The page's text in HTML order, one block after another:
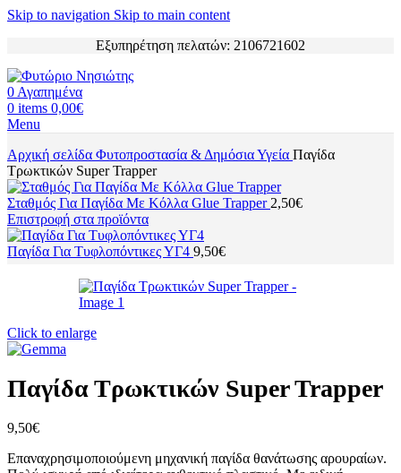
Skip to navigation Skip to main content
Εξυπηρέτηση πελατών: 2106721602
0 Αγαπημένα
0 items 0,00€
Menu
Αρχική σελίδα Φυτοπροστασία & Δημόσια Υγεία Παγίδα
Τρωκτικών Super Trapper
Σταθμός Για Παγίδα Με Κόλλα Glue Trapper 2,50€
Επιστροφή στα προϊόντα
Παγίδα Για Τυφλοπόντικες ΥΓ4 9,50€
Click to enlarge
Παγίδα Τρωκτικών Super Trapper
9,50€
Επαναχρησιμοποιούμενη μηχανική παγίδα θανάτωσης αρουραίων.